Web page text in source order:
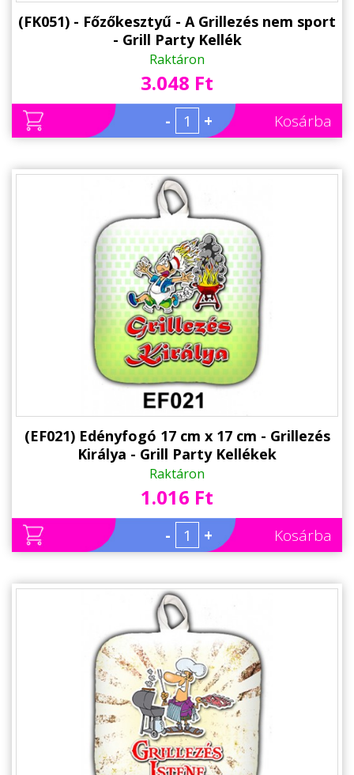
(FK051) - Főzőkesztyű - A Grillezés nem sport
- Grill Party Kellék
Raktáron
3.048 Ft
- + Kosárba
(EF021) Edényfogó 17 cm x 17 cm - Grillezés
Királya - Grill Party Kellékek
Raktáron
1.016 Ft
- + Kosárba